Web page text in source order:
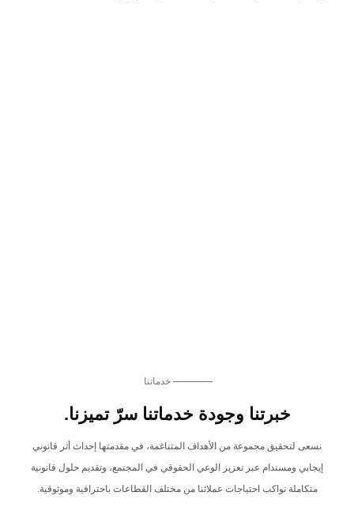
خدماتنا
خبرتنا وجودة خدماتنا سرّ تميزنا.
نسعى لتحقيق مجموعة من الأهداف المتناغمة، في مقدمتها إحداث أثر قانوني
إيجابي ومستدام عبر تعزيز الوعي الحقوقي في المجتمع، وتقديم حلول قانونية
متكاملة تواكب احتياجات عملائنا من مختلف القطاعات باحترافية وموثوقية.